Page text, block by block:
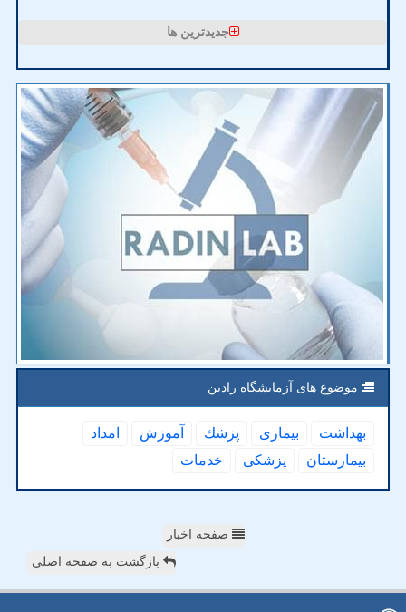
جدیدترین ها
موضوع های آزمایشگاه رادین
بهداشت بیماری پزشك آموزش
امداد
بیمارستان
پزشكی خدمات
صفحه اخبار
بازگشت به صفحه اصلی